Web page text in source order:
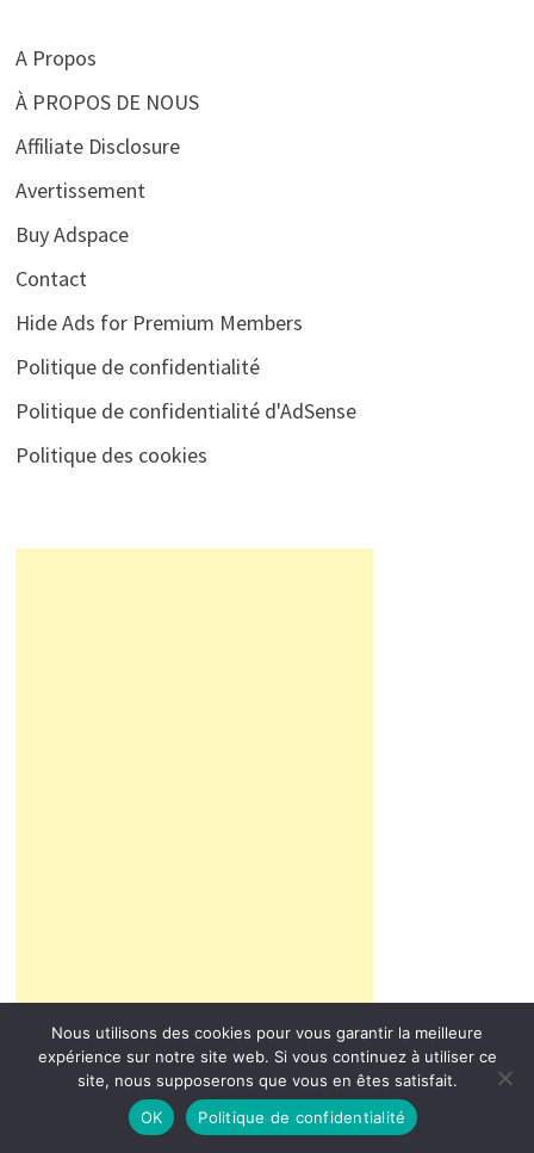
A Propos
À PROPOS DE NOUS
Affiliate Disclosure
Avertissement
Buy Adspace
Contact
Hide Ads for Premium Members
Politique de confidentialité
Politique de confidentialité d'AdSense
Politique des cookies
Nous utilisons des cookies pour vous garantir la meilleure
expérience sur notre site web. Si vous continuez à utiliser ce
site, nous supposerons que vous en êtes satisfait.
OK
Politique de confidentialité